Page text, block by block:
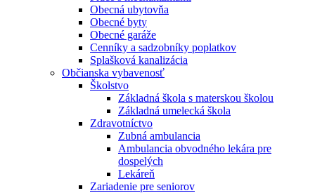
Obecná ubytovňa
Obecné byty
Obecné garáže
Cenníky a sadzobníky poplatkov
Splašková kanalizácia
Občianska vybavenosť
Školstvo
Základná škola s materskou školou
Základná umelecká škola
Zdravotníctvo
Zubná ambulancia
Ambulancia obvodného lekára pre
dospelých
Lekáreň
Zariadenie pre seniorov